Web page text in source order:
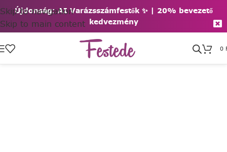
Újdonság: AI Varázsszámfestők ✨ | 20% bevezető
kedvezmény
Skip to navigation
Skip to main content
0